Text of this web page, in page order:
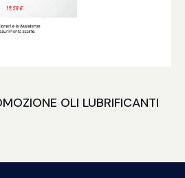
OLI LUBRIFICANTI